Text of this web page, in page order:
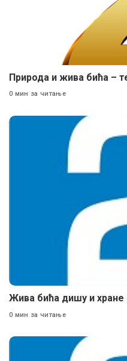
Природа и жива бића –
0 мин за читање
Жива бића дишу и хране
0 мин за читање